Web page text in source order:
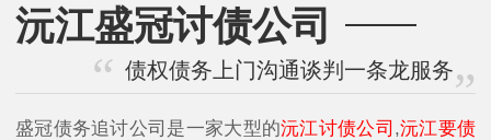
沅江盛冠讨债公司
债权债务上门沟通谈判一条龙服务
盛冠债务追讨公司是一家大型的沅江讨债公司 ,沅江要债